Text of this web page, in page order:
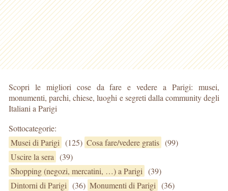
Scopri le migliori cose da fare e vedere a Parigi: musei,
monumenti, parchi, chiese, luoghi e segreti dalla community degli
Italiani a Parigi
Sottocategorie:
Musei di Parigi (125) Cosa fare/vedere gratis (99)
Uscire la sera (39)
Shopping (negozi, mercatini, …) a Parigi (39)
Dintorni di Parigi (36) Monumenti di Parigi (36)